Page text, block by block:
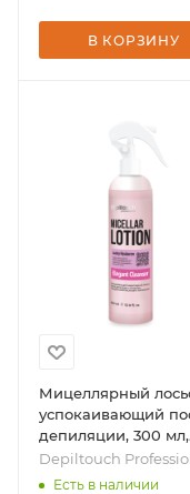
В КОРЗИНУ
Мицеллярный
успокаивающий
депиляции, 300 мл,
бренд - Depiltouch
Professional
Depiltouch
Есть в наличии